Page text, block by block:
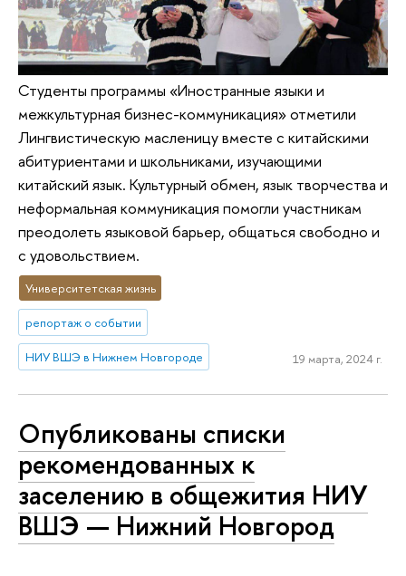
Студенты программы «Иностранные языки и
межкультурная бизнес-коммуникация» отметили
Лингвистическую масленицу вместе с китайскими
абитуриентами и школьниками, изучающими
китайский язык. Культурный обмен, язык творчества и
неформальная коммуникация помогли участникам
преодолеть языковой барьер, общаться свободно и
с удовольствием.
Университетская жизнь
репортаж о событии
НИУ ВШЭ в Нижнем Новгороде 19 марта, 2024 г.
Опубликованы списки
рекомендованных к
заселению в общежития НИУ
ВШЭ — Нижний Новгород